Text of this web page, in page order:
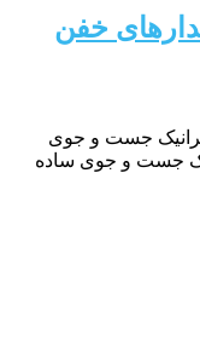
خفن
جست و جوی
یک جست و جوی ساده